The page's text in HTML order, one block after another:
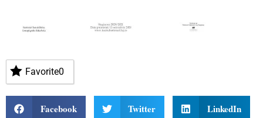
Favorite0
Facebook Twitter LinkedIn